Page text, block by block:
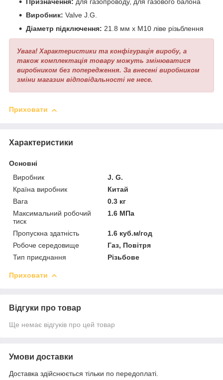
Призначення: для газопроводу, для газового балона
Виробник: Valve J.G.
Діаметр підключення: 21.8 мм х М10 ліве різьблення
Увага! Характеристики та конфігурація виробу, а
також комплектація товару можуть змінюватися
виробником без попередження. За внесені виробником
зміни магазин відповідальності не несе.
Приховати
Характеристики
Основні
Виробник
J. G.
Країна виробник
Китай
Вага
0.3 кг
Максимальний робочий
тиск
1.6 МПа
Пропускна здатність
1.6 куб.м/год
Робоче середовище
Газ, Повітря
Тип приєднання
Різьбове
Приховати
Відгуки про товар
Ще немає відгуків про цей товар
Умови доставки
Доставка здійснюється тільки по передоплаті.